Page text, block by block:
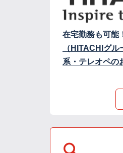
在宅勤務も可能
（HITACHIグ
系・テレオペの